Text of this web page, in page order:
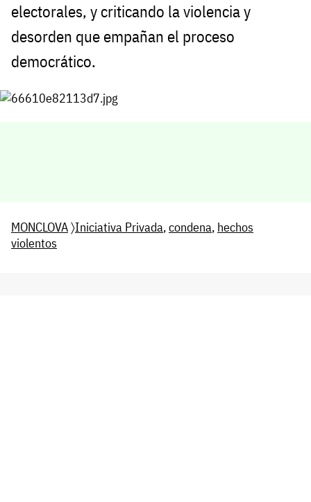
electorales, y criticando la violencia y
desorden que empañan el proceso
democrático.
MONCLOVA〉Iniciativa Privada,condena, hechos
violentos